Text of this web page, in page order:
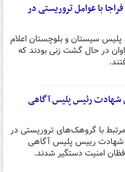
با عوامل تروریستی در
پلیس سیستان و بلوچستان اعلام
در حال گشت زنی بودند که
شهادت رئیس پلیس آگاهی
با گروهک‌های تروریستی در
شهادت رییس پلیس آگاهی
امنیت دستگیر شدند.